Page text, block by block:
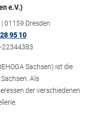
e.V.)
01159 Dresden
95 10
22344383
Sachsen) ist die
Als
der verschiedenen